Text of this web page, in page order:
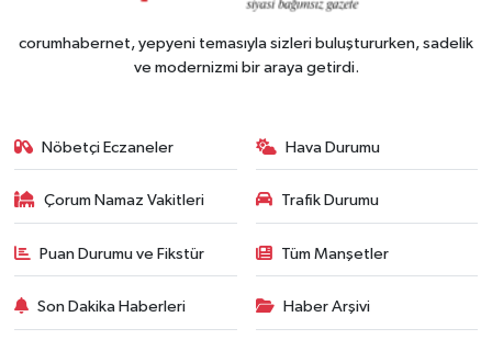
corumhabernet, yepyeni temasıyla sizleri buluştururken, sadelik
ve modernizmi bir araya getirdi.
Nöbetçi Eczaneler Hava Durumu
Çorum Namaz Vakitleri Trafik Durumu
Puan Durumu ve Fikstür Tüm Manşetler
Son Dakika Haberleri Haber Arşivi